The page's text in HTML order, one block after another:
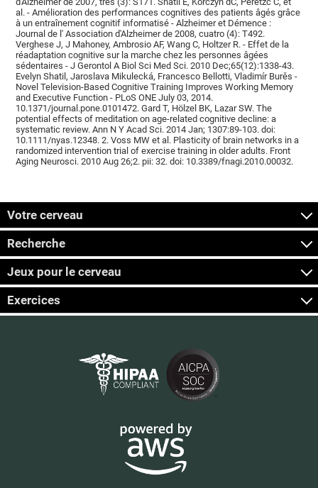
al. - Amélioration des performances cognitives des patients âgés grâce
à un entraînement cognitif informatisé - Alzheimer et Démence :
Journal de l' Association d'Alzheimer de 2008, cuatro (4): T492.
Verghese J, J Mahoney, Ambrosio AF, Wang C, Holtzer R. - Effet de la
réadaptation cognitive sur la marche chez les personnes âgées
sédentaires - J Gerontol A Biol Sci Med Sci. 2010 Dec;65(12):1338-43.
Evelyn Shatil, Jaroslava Mikulecká, Francesco Bellotti, Vladimír Burěs -
Novel Television-Based Cognitive Training Improves Working Memory
and Executive Function - PLoS ONE July 03, 2014.
10.1371/journal.pone.0101472. Gard T, Hölzel BK, Lazar SW. The
potential effects of meditation on age-related cognitive decline: a
systematic review. Ann N Y Acad Sci. 2014 Jan; 1307:89-103. doi:
10.1111/nyas.12348. 2. Voss MW et al. Plasticity of brain networks in a
randomized intervention trial of exercise training in older adults. Front
Aging Neurosci. 2010 Aug 26;2. pii: 32. doi: 10.3389/fnagi.2010.00032.
Votre cerveau
Recherche
Jeux pour le cerveau
Exercices